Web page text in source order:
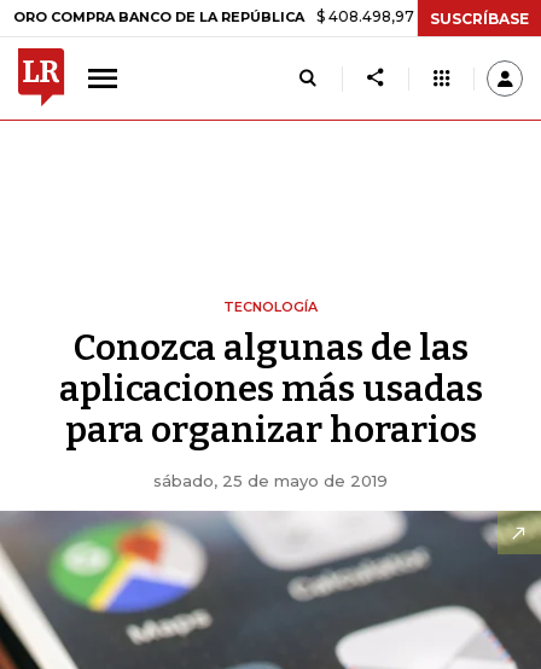
BANCO DE LA REPÚBLICA $ 408.498,97 +$ 8.753,81 +2,19%
SUSCRÍBASE
TECNOLOGÍA
Conozca algunas de las
aplicaciones más usadas
para organizar horarios
sábado, 25 de mayo de 2019